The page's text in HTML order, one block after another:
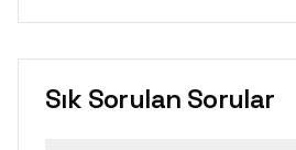
Sık Sorulan Sorular